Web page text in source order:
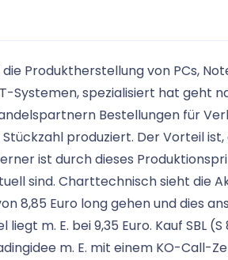
Produktherstellung von PCs,
Systemen, spezialisiert hat geht
Bestellungen für
produziert. Der Vorteil ist,
ist durch dieses
sind. Charttechnisch sieht die
8,85 Euro long gehen und dies
m. E. bei 9,35 Euro. Kauf SBL (S
m. E. mit einem KO-Call-